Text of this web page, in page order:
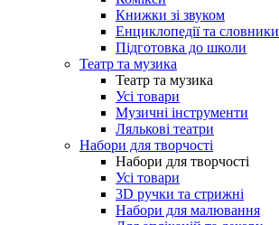
Книжки зі звуком
Енциклопедії та словники
Підготовка до школи
Театр та музика
Театр та музика
Усі товари
Музичні інструменти
Лялькові театри
Набори для творчості
Набори для творчості
Усі товари
3D ручки та стрижні
Набори для малювання